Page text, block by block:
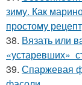
зиму. Как
простому
38. Вязать или
«устаревших»
39. Спаржевая